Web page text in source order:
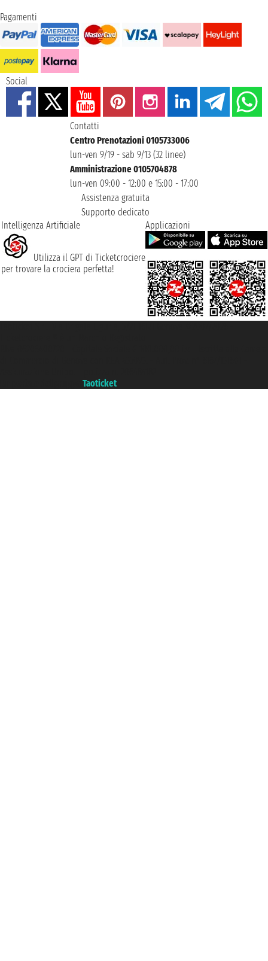
Pagamenti
Social
Contatti
Centro Prenotazioni 0105733006
lun-ven 9/19 - sab 9/13 (32 linee)
Amministrazione 0105704878
lun-ven 09:00 - 12:00 e 15:00 - 17:00
Assistenza gratuita
Supporto dedicato
Intelligenza Artificiale
Utilizza il GPT di Ticketcrociere
per trovare la crociera perfetta!
Applicazioni
Taoticket